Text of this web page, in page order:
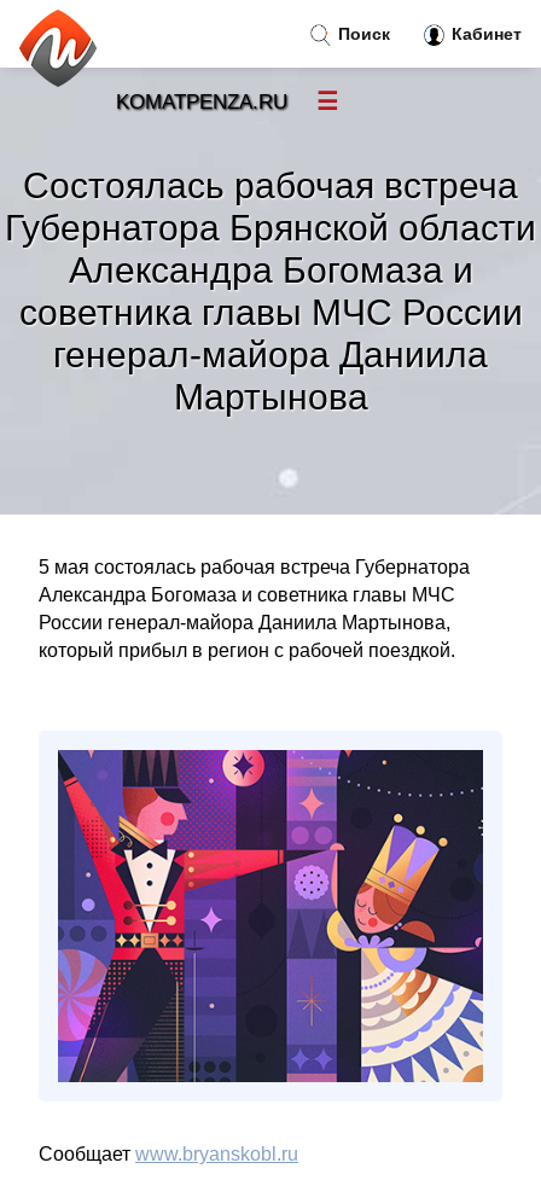
Состоялась рабочая встреча
Губернатора Брянской области
Александра Богомаза и
советника главы МЧС России
генерал-майора Даниила
Мартынова
5 мая состоялась рабочая встреча Губернатора
Александра Богомаза и советника главы МЧС
России генерал-майора Даниила Мартынова,
который прибыл в регион с рабочей поездкой.
Сообщает www.bryanskobl.ru
Поиск Кабинет
KOMATPENZA.RU ☰
Новости»
Тренды новостей»
Рубрики»